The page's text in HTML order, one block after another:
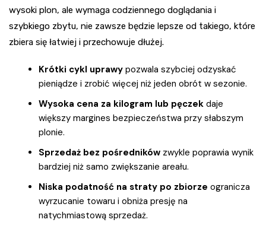
wysoki plon, ale wymaga codziennego doglądania i
szybkiego zbytu, nie zawsze będzie lepsze od takiego, które
zbiera się łatwiej i przechowuje dłużej.
Krótki cykl uprawy pozwala szybciej odzyskać
pieniądze i zrobić więcej niż jeden obrót w sezonie.
Wysoka cena za kilogram lub pęczek daje
większy margines bezpieczeństwa przy słabszym
plonie.
Sprzedaż bez pośredników zwykle poprawia wynik
bardziej niż samo zwiększanie areału.
Niska podatność na straty po zbiorze ogranicza
wyrzucanie towaru i obniża presję na
natychmiastową sprzedaż.